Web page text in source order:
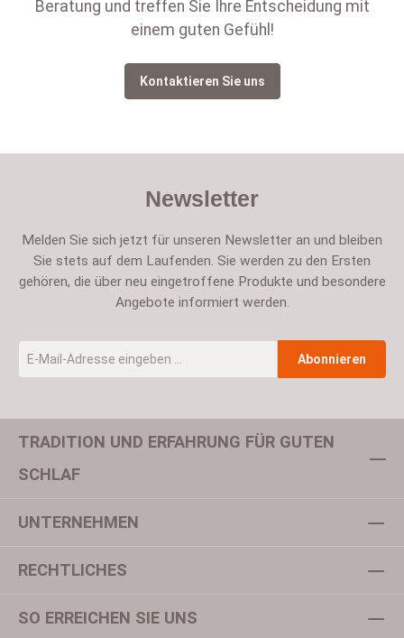
Beratung und treffen Sie Ihre Entscheidung mit
einem guten Gefühl!
Kontaktieren Sie uns
Newsletter
Melden Sie sich jetzt für unseren Newsletter an und bleiben
Sie stets auf dem Laufenden. Sie werden zu den Ersten
gehören, die über neu eingetroffene Produkte und besondere
Angebote informiert werden.
Abonnieren
Um weiterzugehen, geben Sie die oben abgebildeten Zeichen ein
genommen und die
TRADITION UND ERFAHRUNG FÜR GUTEN
SCHLAF
SO ERREICHEN SIE UNS
UNTERNEHMEN
RECHTLICHES